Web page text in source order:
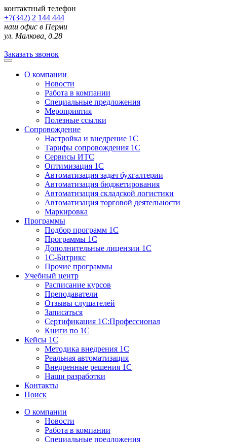
контактный телефон
+7(342) 2 144 444
наш офис в Перми
ул. Малкова, д.28
Заказать звонок
О компании
Новости
Работа в компании
Специальные предложения
Мероприятия
Полезные ссылки
Сопровождение
Настройка и внедрение 1С
Тарифы сопровождения 1С
Сервисы ИТС
Оптимизация 1С
Автоматизация задач бухгалтерии
Автоматизация бюджетирования
Автоматизация складской логистики
Автоматизация торговой деятельности
Маркировка
Программы
Подбор программ 1С
Программы 1С
Дополнительные лицензии 1С
1С-Битрикс
Прочие программы
Учебный центр
Расписание курсов
Преподаватели
Отзывы слушателей
Записаться
Сертификация 1С:Профессионал
Книги по 1С
Кейсы 1С
Методика внедрения 1С
Реальная автоматизация
Внедренные решения 1С
Наши разработки
Контакты
Поиск
О компании
Новости
Работа в компании
Специальные предложения